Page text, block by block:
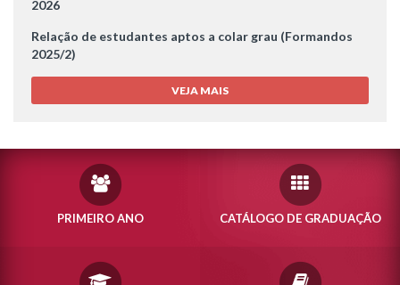
2026
Relação de estudantes aptos a colar grau (Formandos
2025/2)
VEJA MAIS
PRIMEIRO ANO CATÁLOGO DE GRADUAÇÃO